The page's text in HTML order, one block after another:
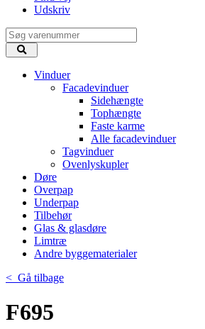
Udskriv
Vinduer
Facadevinduer
Sidehængte
Tophængte
Faste karme
Alle facadevinduer
Tagvinduer
Ovenlyskupler
Døre
Overpap
Underpap
Tilbehør
Glas & glasdøre
Limtræ
Andre byggematerialer
< Gå tilbage
F695